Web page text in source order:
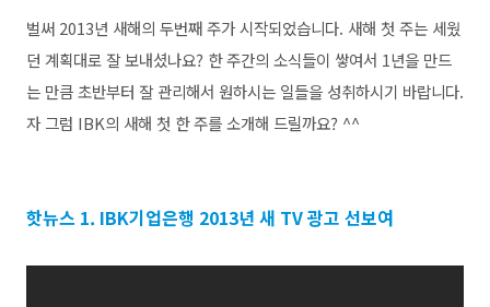
벌써 2013년 새해의 두번째 주가 시작되었습니다. 새해 첫 주는 세웠
던 계획대로 잘 보내셨나요? 한 주간의 소식들이 쌓여서 1년을 만드
는 만큼 초반부터 잘 관리해서 원하시는 일들을 성취하시기 바랍니다.
자 그럼 IBK의 새해 첫 한 주를 소개해 드릴까요? ^^
핫뉴스 1. IBK기업은행 2013년 새 TV 광고 선보여